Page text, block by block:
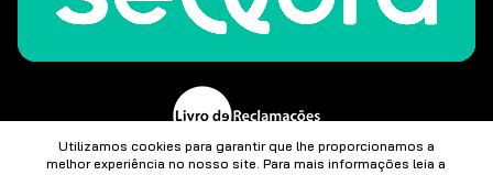
Utilizamos cookies para garantir que lhe proporcionamos a
melhor experiência no nosso site. Para mais informações leia a